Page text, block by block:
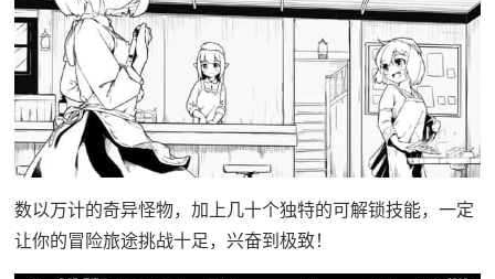
数以万计的奇异怪物，加上几十个独特的可解锁技能，一定
让你的冒险旅途挑战十足，兴奋到极致！